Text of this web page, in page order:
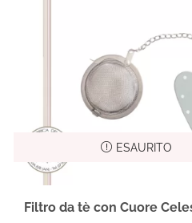
ESAURITO
Filtro da tè con Cuore